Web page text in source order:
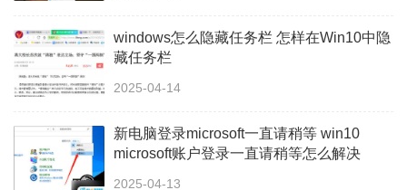
windows怎么隐藏任务栏 怎样在Win10中隐
藏任务栏
2025-04-14
新电脑登录microsoft一直请稍等 win10
microsoft账户登录一直请稍等怎么解决
2025-04-13